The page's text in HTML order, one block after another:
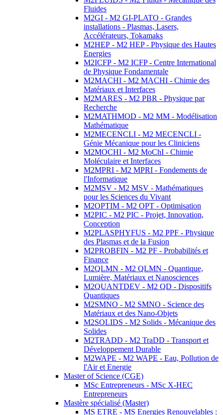
Fluides
M2GI - M2 GI-PLATO - Grandes
installations - Plasmas, Lasers,
Accélérateurs, Tokamaks
M2HEP - M2 HEP - Physique des Hautes
Energies
M2ICFP - M2 ICFP - Centre International
de Physique Fondamentale
M2MACHI - M2 MACHI - Chimie des
Matériaux et Interfaces
M2MARES - M2 PBR - Physique par
Recherche
M2MATHMOD - M2 MM - Modélisation
Mathématique
M2MECENCLI - M2 MECENCLI -
Génie Mécanique pour les Cliniciens
M2MOCHI - M2 MoChI - Chimie
Moléculaire et Interfaces
M2MPRI - M2 MPRI - Fondements de
l'Informatique
M2MSV - M2 MSV - Mathématiques
pour les Sciences du Vivant
M2OPTIM - M2 OPT - Optimisation
M2PIC - M2 PIC - Projet, Innovation,
Conception
M2PLASPHYFUS - M2 PPF - Physique
des Plasmas et de la Fusion
M2PROBFIN - M2 PF - Probabilités et
Finance
M2QLMN - M2 QLMN - Quantique,
Lumière, Matériaux et Nanosciences
M2QUANTDEV - M2 QD - Dispositifs
Quantiques
M2SMNO - M2 SMNO - Science des
Matériaux et des Nano-Objets
M2SOLIDS - M2 Solids - Mécanique des
Solides
M2TRADD - M2 TraDD - Transport et
Développement Durable
M2WAPE - M2 WAPE - Eau, Pollution de
l'Air et Energie
Master of Science (CGE)
MSc Entrepreneurs - MSc X-HEC
Entrepreneurs
Mastère spécialisé (Master)
MS ETRE - MS Energies Renouvelables :